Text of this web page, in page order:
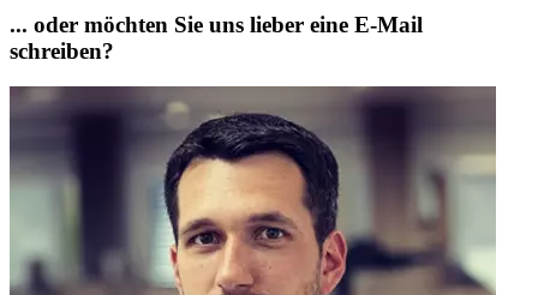
... oder möchten Sie uns lieber eine E-Mail
schreiben?